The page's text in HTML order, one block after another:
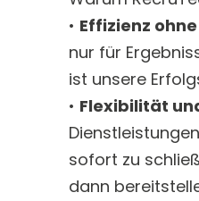
• Effizienz
nur für
ist unsere
• Flexibilität
sofort zu
dann